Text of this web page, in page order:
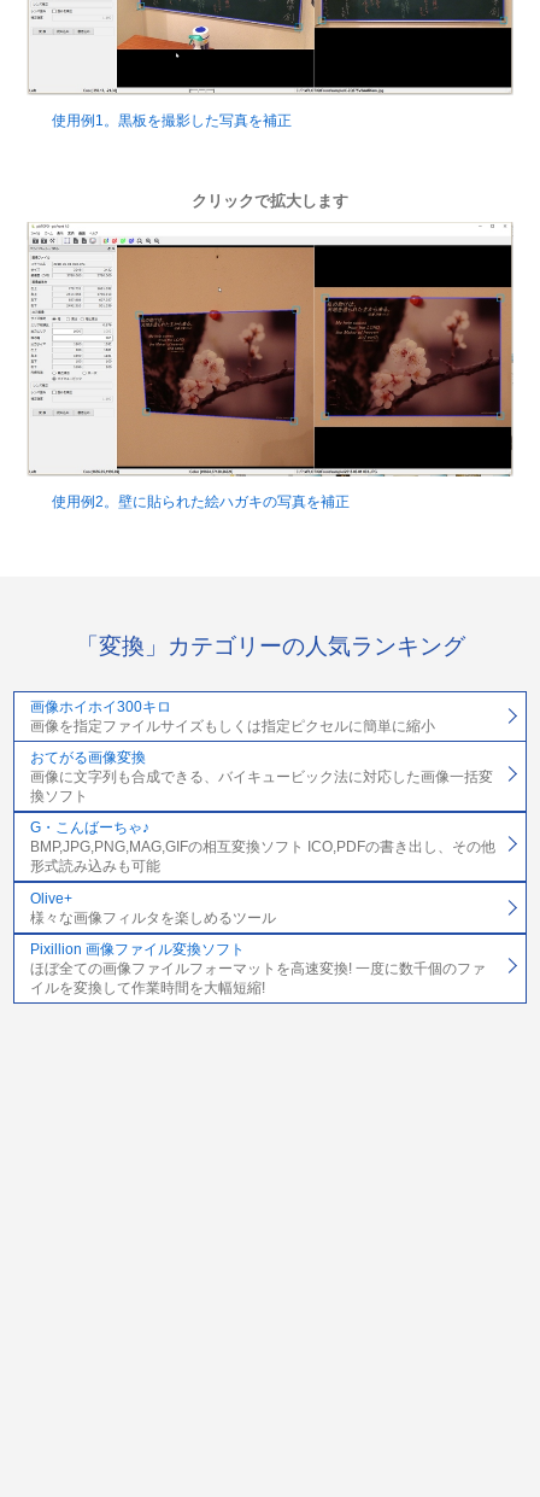
使用例1。黒板を撮影した写真を補正
クリックで拡大します
使用例2。壁に貼られた絵ハガキの写真を補正
「変換」カテゴリーの人気ランキング
画像ホイホイ300キロ
画像を指定ファイルサイズもしくは指定ピクセルに簡単に縮小
おてがる画像変換
画像に文字列も合成できる、バイキュービック法に対応した画像一括変
換ソフト
G・こんばーちゃ♪
BMP,JPG,PNG,MAG,GIFの相互変換ソフト ICO,PDFの書き出し、その他
形式読み込みも可能
Olive+
様々な画像フィルタを楽しめるツール
Pixillion 画像ファイル変換ソフト
ほぼ全ての画像ファイルフォーマットを高速変換! 一度に数千個のファ
イルを変換して作業時間を大幅短縮!